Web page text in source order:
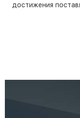
достижения